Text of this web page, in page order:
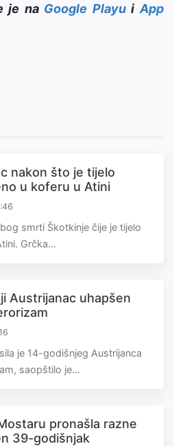
je na Google PlayuiApp
nakon što je tijelo
u koferu u Atini
smrti Škotkinje čije je tijelo
Grčka...
Austrijanac uhapšen
je 14-godišnjeg Austrijanca
saopštilo je...
pronašla razne
39-godišnjak